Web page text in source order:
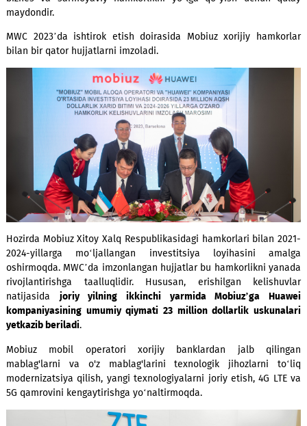
Mobile World Congress (MWC) – bu har yili o‘tkaziladigan
dunyodagi eng yirik ko‘rgazmalardan biridir. Bu bilim va
almashish, ilg‘or texnologiyalar va g‘oyalarni namoyish
biznes va sarmoyaviy hamkorlikni yo‘lga qo‘yish uchun
maydondir.
MWC 2023’da ishtirok etish doirasida Mobiuz xorijiy
bilan bir qator hujjatlarni imzoladi.
2024-yillarga mo‘ljallangan investitsiya loyihasini
oshirmoqda. MWC’da imzonlangan hujjatlar bu hamkorlikni
rivojlantirishga taalluqlidir. Hususan, erishilgan
kompaniyasining umumiy qiymati 23 million dollarlik